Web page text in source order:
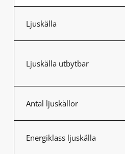
Ljuskälla
Ljuskälla utbytbar
Antal ljuskällor
Energiklass ljuskälla